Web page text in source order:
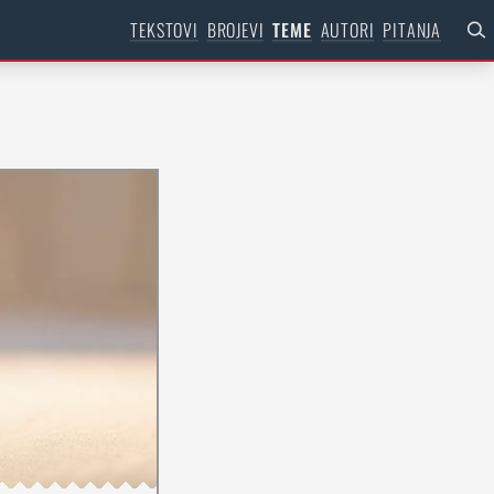
TEKSTOVI BROJEVI TEME AUTORI PITANJA